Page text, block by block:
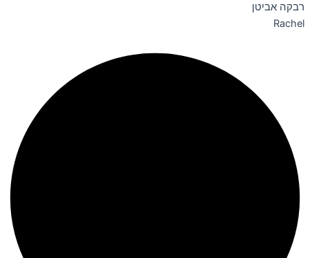
רבקה אביטן
Rachel